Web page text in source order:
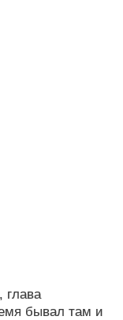
глава
бывал там и